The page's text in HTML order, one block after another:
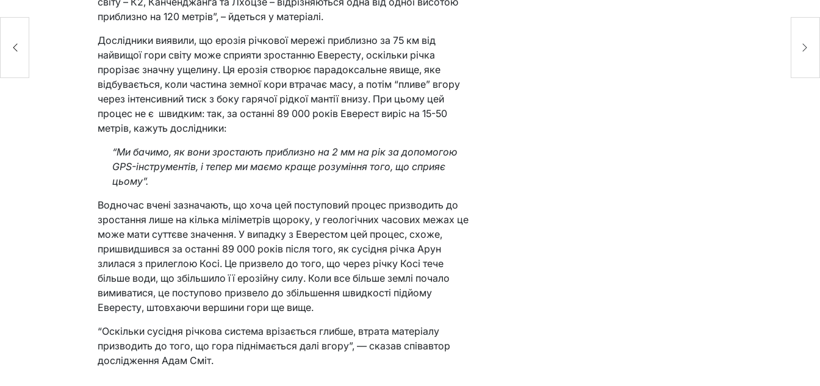
приблизно на 120 метрів”, – йдеться у матеріалі.
Дослідники виявили, що ерозія річкової мережі приблизно за 75 км від
найвищої гори світу може сприяти зростанню Евересту, оскільки річка
прорізає значну ущелину. Ця ерозія створює парадоксальне явище, яке
відбувається, коли частина земної кори втрачає масу, а потім “пливе” вгору
через інтенсивний тиск з боку гарячої рідкої мантії внизу. При цьому цей
процес не є швидким: так, за останні 89 000 років Еверест виріс на 15-50
метрів, кажуть дослідники:
“Ми бачимо, як вони зростають приблизно на 2 мм на рік за допомогою
GPS-інструментів, і тепер ми маємо краще розуміння того, що сприяє
цьому”.
Водночас вчені зазначають, що хоча цей поступовий процес призводить до
зростання лише на кілька міліметрів щороку, у геологічних часових межах це
може мати суттєве значення. У випадку з Еверестом цей процес, схоже,
пришвидшився за останні 89 000 років після того, як сусідня річка Арун
злилася з прилеглою Косі. Це призвело до того, що через річку Косі тече
більше води, що збільшило її ерозійну силу. Коли все більше землі почало
вимиватися, це поступово призвело до збільшення швидкості підйому
Евересту, штовхаючи вершини гори ще вище.
“Оскільки сусідня річкова система врізається глибше, втрата матеріалу
призводить до того, що гора піднімається далі вгору”, — сказав співавтор
дослідження Адам Сміт.